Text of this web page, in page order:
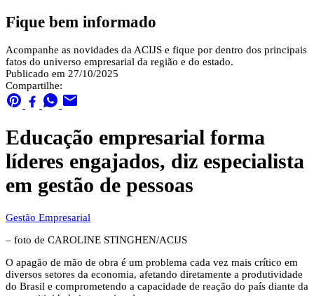
Fique bem informado
Acompanhe as novidades da ACIJS e fique por dentro dos principais
fatos do universo empresarial da região e do estado.
Publicado em 27/10/2025
Compartilhe:
Educação empresarial forma
líderes engajados, diz especialista
em gestão de pessoas
Gestão Empresarial
– foto de CAROLINE STINGHEN/ACIJS
O apagão de mão de obra é um problema cada vez mais crítico em
diversos setores da economia, afetando diretamente a produtividade
do Brasil e comprometendo a capacidade de reação do país diante da